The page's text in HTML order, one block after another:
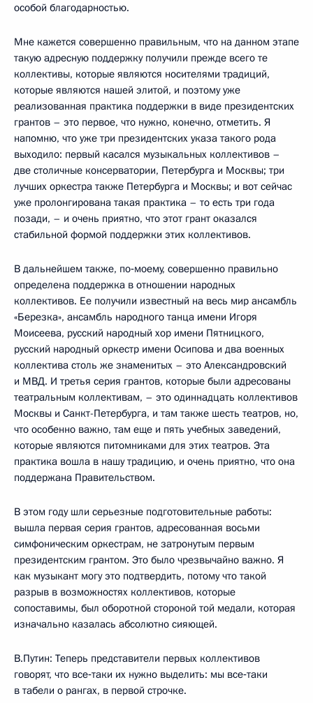
особой благодарностью.
Мне кажется совершенно правильным, что на данном этапе
такую адресную поддержку получили прежде всего те
коллективы, которые являются носителями традиций,
которые являются нашей элитой, и поэтому уже
реализованная практика поддержки в виде президентских
грантов – это первое, что нужно, конечно, отметить. Я
напомню, что уже три президентских указа такого рода
выходило: первый касался музыкальных коллективов –
две столичные консерватории, Петербурга и Москвы; три
лучших оркестра также Петербурга и Москвы; и вот сейчас
уже пролонгирована такая практика – то есть три года
позади, – и очень приятно, что этот грант оказался
стабильной формой поддержки этих коллективов.
В дальнейшем также, по‑моему, совершенно правильно
определена поддержка в отношении народных
коллективов. Ее получили известный на весь мир ансамбль
«Березка», ансамбль народного танца имени Игоря
Моисеева, русский народный хор имени Пятницкого,
русский народный оркестр имени Осипова и два военных
коллектива столь же знаменитых – это Александровский
и МВД. И третья серия грантов, которые были адресованы
театральным коллективам, – это одиннадцать коллективов
Москвы и Санкт-Петербурга, и там также шесть театров, но,
что особенно важно, там еще и пять учебных заведений,
которые являются питомниками для этих театров. Эта
практика вошла в нашу традицию, и очень приятно, что она
поддержана Правительством.
В этом году шли серьезные подготовительные работы:
вышла первая серия грантов, адресованная восьми
симфоническим оркестрам, не затронутым первым
президентским грантом. Это было чрезвычайно важно. Я
как музыкант могу это подтвердить, потому что такой
разрыв в возможностях коллективов, которые
сопоставимы, был оборотной стороной той медали, которая
изначально казалась абсолютно сияющей.
В.Путин: Теперь представители первых коллективов
говорят, что все‑таки их нужно выделить: мы все‑таки
в табели о рангах, в первой строчке.